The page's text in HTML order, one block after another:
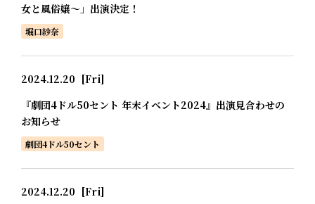
女と風俗嬢～」出演決定！
堀口紗奈
2024.12.20 [Fri]
『劇団4ドル50セント 年末イベント2024』出演見合わせの
お知らせ
劇団4ドル50セント
2024.12.20 [Fri]